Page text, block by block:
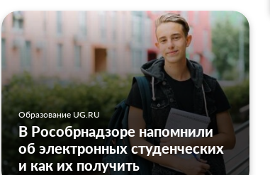
Образование UG.RU
В Рособрнадзоре напомнили
об электронных студенческих
и как их получить